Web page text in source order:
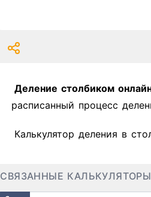
Деление столбиком
расписанный процесс
Калькулятор деления в
СВЯЗАННЫЕ КАЛЬКУЛЯТОРЫ